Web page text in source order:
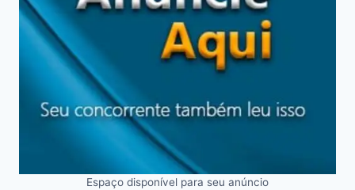
Espaço disponível para seu anúncio